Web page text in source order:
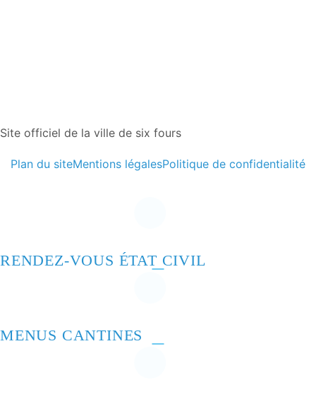
Site officiel de la ville de six fours
Plan du siteMentions légalesPolitique de confidentialité
RENDEZ-VOUS ÉTAT CIVIL
MENUS CANTINES